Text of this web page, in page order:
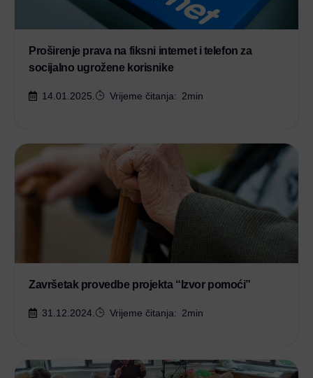
Proširenje prava na fiksni internet i telefon za
socijalno ugrožene korisnike
14.01.2025. Vrijeme čitanja: 2min
Završetak provedbe projekta “Izvor pomoći”
31.12.2024. Vrijeme čitanja: 2min